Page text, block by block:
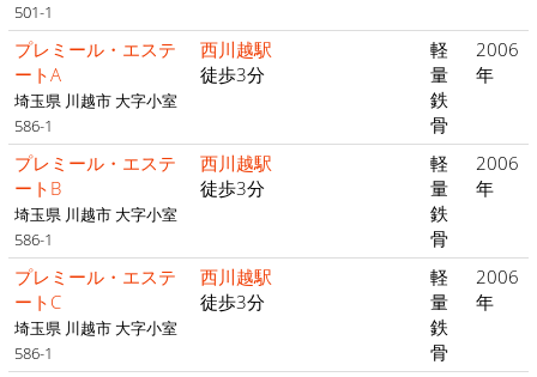
501-1
プレミール・エステ
ートA
埼玉県 川越市 大字小室
586-1
西川越駅
徒歩3分
軽
量
鉄
骨
2006
年
プレミール・エステ
ートB
埼玉県 川越市 大字小室
586-1
西川越駅
徒歩3分
軽
量
鉄
骨
2006
年
プレミール・エステ
ートC
埼玉県 川越市 大字小室
586-1
西川越駅
徒歩3分
軽
量
鉄
骨
2006
年